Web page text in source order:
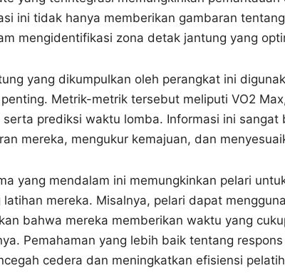
ini tidak hanya memberikan gambaran
mengidentifikasi zona detak jantung yang
yang dikumpulkan oleh perangkat ini
Metrik-metrik tersebut meliputi VO2
prediksi waktu lomba. Informasi ini sangat
mereka, mengukur kemajuan, dan
yang mendalam ini memungkinkan pelari
mereka. Misalnya, pelari dapat
bahwa mereka memberikan waktu yang
Pemahaman yang lebih baik tentang
cedera dan meningkatkan efisiensi